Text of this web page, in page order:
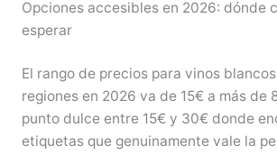
Opciones accesibles en 2026: dónde
esperar
El rango de precios para vinos
regiones en 2026 va de 15€ a más de
punto dulce entre 15€ y 30€ donde
etiquetas que genuinamente vale la